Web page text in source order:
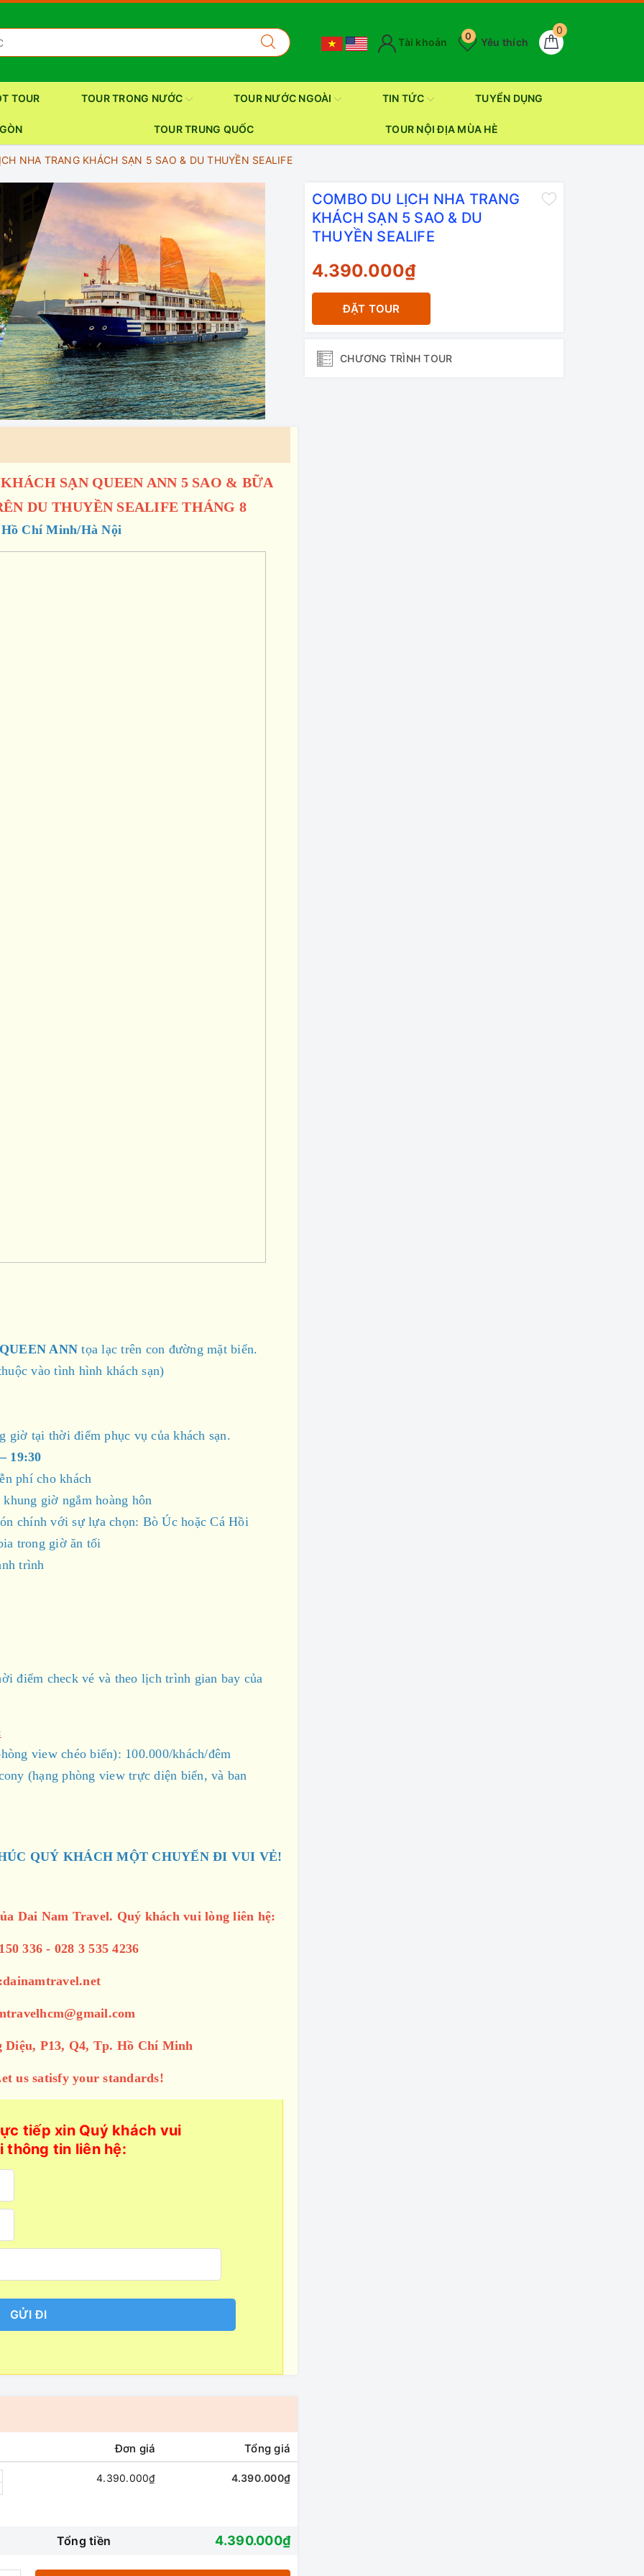
0
Yêu thích
0
Tài khoản
TOUR TOUR TRONG NƯỚC TOUR NƯỚC NGOÀI TIN TỨC TUYỂN DỤNG
TOUR TRUNG QUỐC TOUR NỘI ĐỊA MÙA HÈ
NHA TRANG KHÁCH SẠN 5 SAO & DU THUYỀN SEALIFE
SẠN QUEEN ANN 5 SAO & BỮA
DU THUYỀN SEALIFE THÁNG 8
Chí Minh/Hà Nội
ANN tọa lạc trên con đường mặt biển.
vào tình hình khách sạn)
giờ tại thời điểm phục vụ của khách sạn.
19:30
phí cho khách
giờ ngắm hoàng hôn
chính với sự lựa chọn: Bò Úc hoặc Cá Hồi
trong giờ ăn tối
trình
điểm check vé và theo lịch trình gian bay của
view chéo biển): 100.000/khách/đêm
(hạng phòng view trực diện biển, và ban
QUÝ KHÁCH MỘT CHUYẾN ĐI VUI VẺ!
Dai Nam Travel. Quý khách vui lòngliên hệ:
336 - 028 3 535 4236
Diệu, P13, Q4, Tp. Hồ Chí Minh
us satisfy your standards!
tiếp xin Quý khách vui
thông tin liên hệ:
GỬI ĐI
Đơn giá Tổng giá
4.390.000₫ 4.390.000₫
Tổng tiền 4.390.000₫
COMBO DU LỊCH NHA TRANG
KHÁCH SẠN 5 SAO & DU
THUYỀN SEALIFE
4.390.000₫
ĐẶT TOUR
CHƯƠNG TRÌNH TOUR